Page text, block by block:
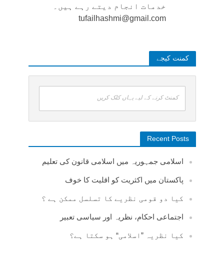
خدمات انجام دیتے رہے ہیں۔
tufailhashmi@gmail.com
کمنت کیجے
کمنٹ کرنے کے لیے یہاں کلک کریں
Recent Posts
اسلامی جمہوریہ میں اسلامی قانون کی تعلیم
پاکستان میں اکثریت کو اقلیت کا خوف
کیا دو قومی نظریے کا تسلسل ممکن ہے ؟
اجتماعی احکام، نظریہ اور سیاسی تعبیر
کیا نظریہ ”اسلامی“ ہو سکتا ہے؟